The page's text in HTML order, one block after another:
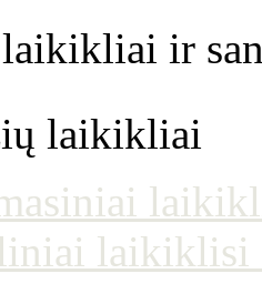
laikikliai ir
laikikliai
laikiklisi